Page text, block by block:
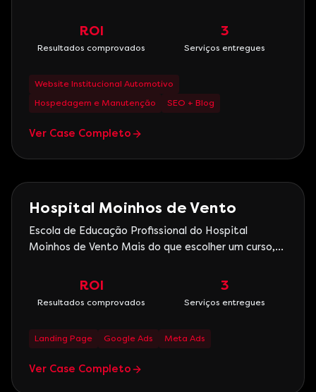
especializados. Todos os cuidados no seu veículo
ROI
Resultados comprovados
3
Serviços entregues
Website Institucional Automotivo
Hospedagem e Manutenção
SEO + Blog
Ver Case Completo
Saúde
Hospital Moinhos de Vento
Escola de Educação Profissional do Hospital
Moinhos de Vento Mais do que escolher um curso,
área de enfermagem. No curso Técnico em
ROI
Resultados comprovados
3
Serviços entregues
Landing Page Google Ads Meta Ads
Ver Case Completo